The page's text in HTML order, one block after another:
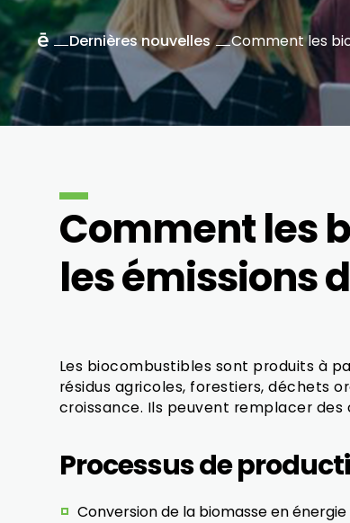
Accueil
Dernières nouvelles
Comment les
les émissions
Les biocombustibles sont produits à
résidus agricoles, forestiers, déchets
croissance. Ils peuvent remplacer des
Processus de
Conversion de la biomasse en